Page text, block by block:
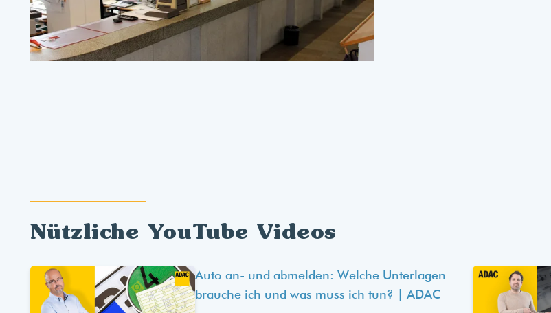
Nützliche YouTube Videos
Auto an- und abmelden: Welche Unterlagen
brauche ich und was muss ich tun? | ADAC